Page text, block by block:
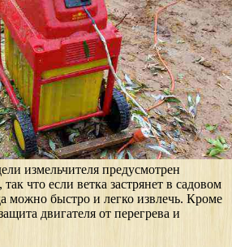
измельчителя предусмотрен
что если ветка застрянет в садовом
можно быстро и легко извлечь. Кроме
двигателя от перегрева и